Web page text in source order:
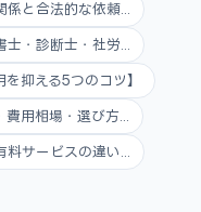
と合法的な依頼...
・診断士・社労...
抑える5つのコツ】
用相場・選び方...
サービスの違い...